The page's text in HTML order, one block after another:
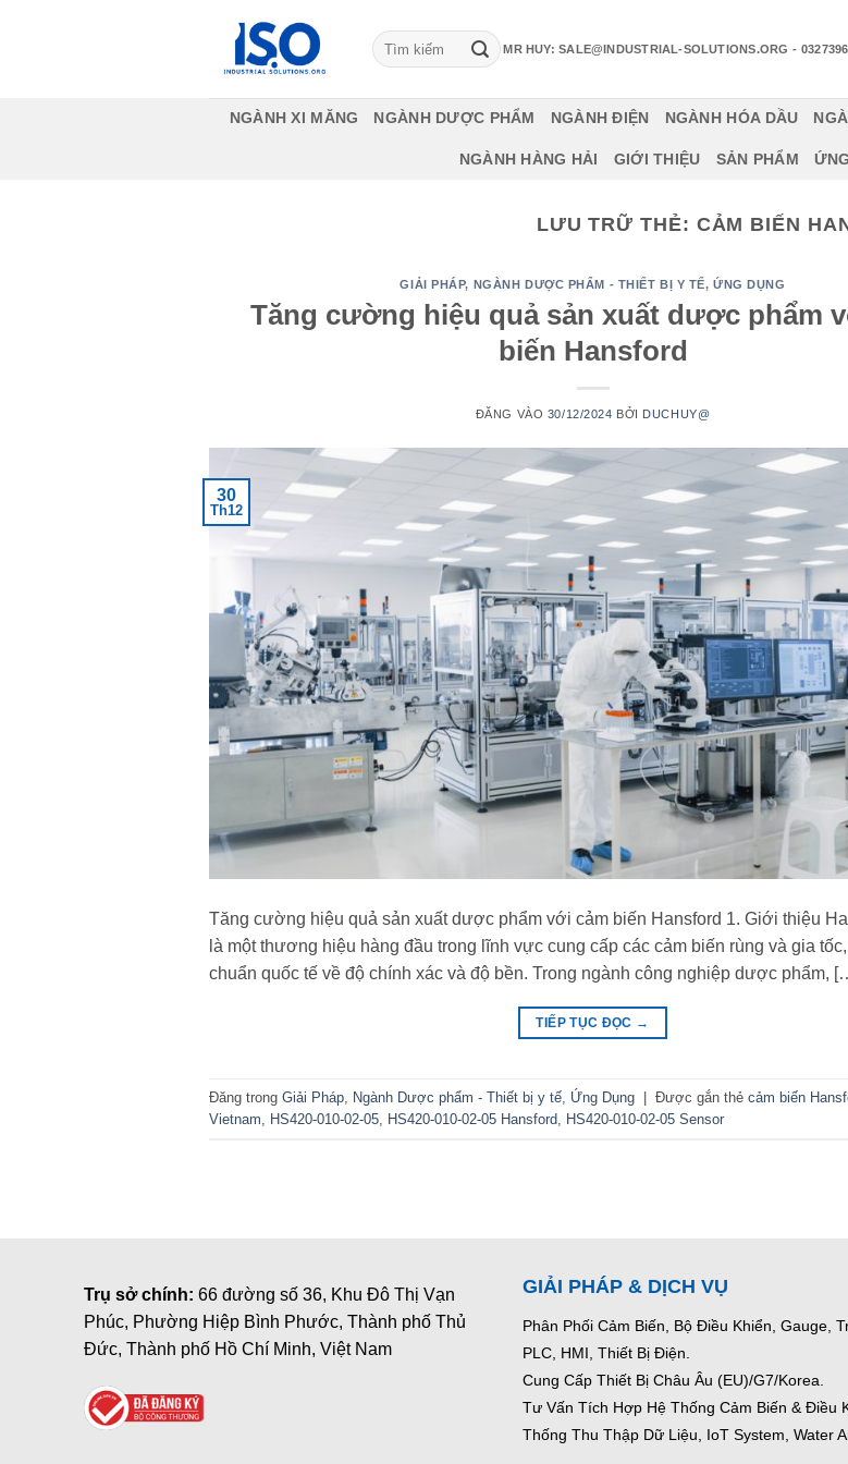
Tìm
kiếm:
MR HUY: SALE@INDUSTRIAL-SOLUTIONS.ORG -
NGÀNH XI MĂNG NGÀNH DƯỢC PHẨM NGÀNH ĐIỆN NGÀNH HÓA DẦU
NGÀNH HÀNG HẢI GIỚI THIỆU SẢN PHẨM
LƯU TRỮ THẺ: CẢM BIẾN
GIẢI PHÁP, NGÀNH DƯỢC PHẨM - THIẾT BỊ Y TẾ,ỨNG DỤNG
Tăng cường hiệu quả sản xuất dược phẩm
biến Hansford
ĐĂNG VÀO 30/12/2024 BỞI DUCHUY@
30
Th12
Tăng cường hiệu quả sản xuất dược phẩm với cảm biến Hansford 1. Giới thiệu
là một thương hiệu hàng đầu trong lĩnh vực cung cấp các cảm biến rùng và gia
chuẩn quốc tế về độ chính xác và độ bền. Trong ngành công nghiệp dược phẩm,
TIẾP TỤC ĐỌC →
Đăng trong Giải Pháp Ngành Dược phẩm - Thiết bị y tế Ứng Dụng | Được gắn thẻ cảm biến
Vietnam
HS420-010-02-05 HS420-010-02-05 Hansford HS420-010-02-05 Sensor
Trụ sở chính: 66 đường số 36, Khu Đô Thị Vạn
Phúc, Phường Hiệp Bình Phước, Thành phố Thủ
Đức, Thành phố Hồ Chí Minh, Việt Nam
GIẢI PHÁP & DỊCH VỤ
Phân Phối Cảm Biến, Bộ Điều Khiển, Gauge,
PLC, HMI, Thiết Bị Điện.
Cung Cấp Thiết Bị Châu Âu (EU)/G7/Korea.
Tư Vấn Tích Hợp Hệ Thống Cảm Biến & Điều
Thống Thu Thập Dữ Liệu, IoT System, Water